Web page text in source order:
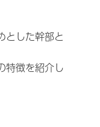
とした幹部と
特徴を紹介し